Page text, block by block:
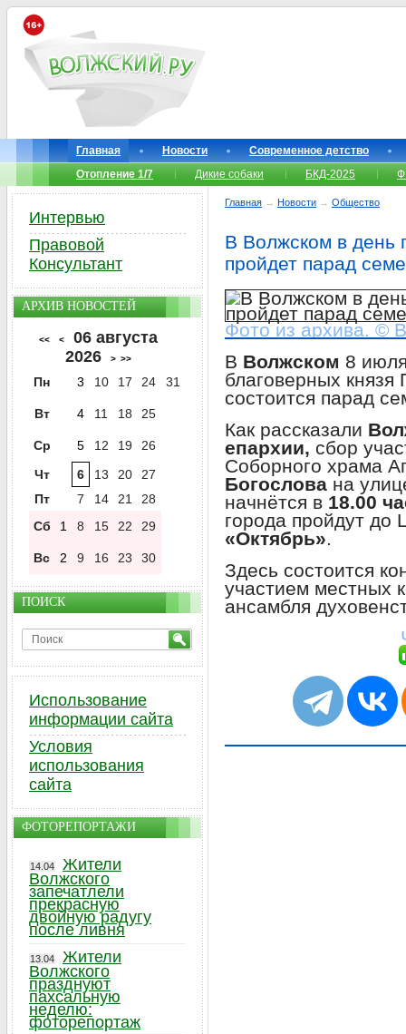
Главная Новости
Современное детство
Отопление 1/7
Дикие собаки БКД-2025
Главная → Новости → Общество
В Волжском в день
пройдет парад
Фото из архива. ©
В Волжском 8
благоверных
состоится парад
Как рассказали
епархии, сбор
Соборного храма
Богослова на
начнётся в 18.00
города пройдут до
«Октябрь».
Здесь состоится
участием местных
ансамбля
Интервью
Правовой
Консультант
АРХИВ НОВОСТЕЙ
<< <
06 августа
2026
> >>
Пн 3 10 17 24 31
Вт 4 11 18 25
Ср 5 12 19
26
Чт
6 13 20
27
Пт
7 14 21
28
Сб
1 8 15 22 29
Вс 2 9 16 23 30
ПОИСК
Использование
информации сайта
Условия
использования
сайта
ФОТОРЕПОРТАЖИ
14.04
Жители
Волжского
запечатлели
прекрасную
двойную радугу
после ливня
13.04
Жители
Волжского
празднуют
пахсальную
неделю:
фоторепортаж